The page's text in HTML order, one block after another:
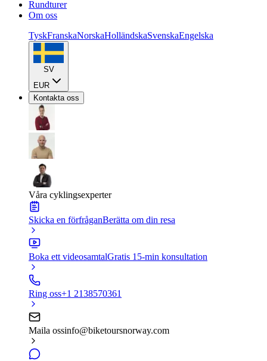
Rundturer
Om oss
TyskFranskaNorskaHolländskaSvenskaEngelska
SV
EUR
Kontakta oss
Våra cyklingsexperter
Skicka en förfråganBerätta om din resa
Boka ett videosamtalGratis 15-min konsultation
Ring oss+1 2138570361
Maila ossinfo@biketoursnorway.com